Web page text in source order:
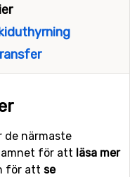
närmaste
för att läsa mer
för att se